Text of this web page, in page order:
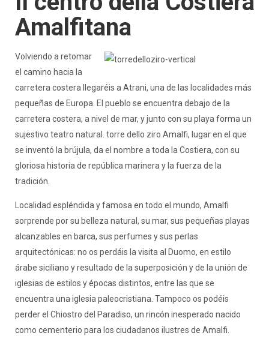
Amalfitana
Volviendo a retomar
el camino hacia la
carretera costera llegaréis a Atrani, una de las localidades más
pequeñas de Europa. El pueblo se encuentra debajo de la
carretera costera, a nivel de mar, y junto con su playa forma un
sujestivo teatro natural. torre dello ziro Amalfi, lugar en el que
se inventó la brújula, da el nombre a toda la Costiera, con su
gloriosa historia de república marinera y la fuerza de la
tradición.
Localidad espléndida y famosa en todo el mundo, Amalfi
sorprende por su belleza natural, su mar, sus pequeñas playas
alcanzables en barca, sus perfumes y sus perlas
arquitectónicas: no os perdáis la visita al Duomo, en estilo
árabe siciliano y resultado de la superposición y de la unión de
iglesias de estilos y épocas distintos, entre las que se
encuentra una iglesia paleocristiana. Tampoco os podéis
perder el Chiostro del Paradiso, un rincón inesperado nacido
como cementerio para los ciudadanos ilustres de Amalfi.